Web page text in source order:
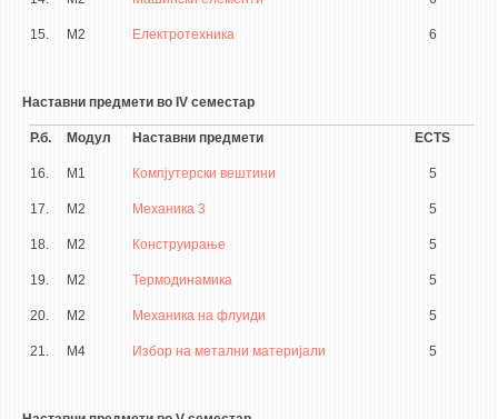
15. М2 Електротехника 6
Наставни предмети во IV семестар
Р.б. Модул Наставни предмети ECTS
16. М1 Компјутерски вештини 5
17. М2 Механика 3 5
18. М2 Конструирање 5
19. М2 Термодинамика 5
20. М2 Механика на флуиди 5
21. М4 Избор на метални материјали 5